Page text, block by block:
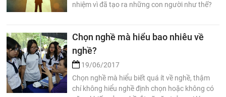
nhiệm vì đã tạo ra những con người như thế?
Chọn nghề mà hiểu bao nhiêu về
nghề?
19/06/2017
Chọn nghề mà hiểu biết quá ít về nghề, thậm
chí không hiểu nghề định chọn hoặc không có